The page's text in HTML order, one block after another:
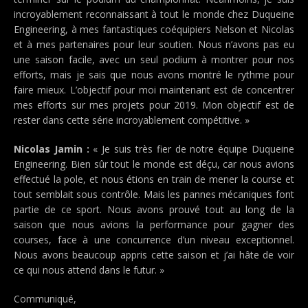
incroyablement reconnaissant à tout le monde chez Duqueine
Engineering, à mes fantastiques coéquipiers Nelson et Nicolas
et à mes partenaires pour leur soutien. Nous n’avons pas eu
une saison facile, avec un seul podium à montrer pour nos
efforts, mais je sais que nous avons montré le rythme pour
faire mieux. L’objectif pour moi maintenant est de concentrer
mes efforts sur mes projets pour 2019. Mon objectif est de
rester dans cette série incroyablement compétitive. »
Nicolas Jamin : « Je suis très fier de notre équipe Duqueine
Engineering. Bien sûr tout le monde est déçu, car nous avions
effectué la pole, et nous étions en train de mener la course et
tout semblait sous contrôle. Mais les pannes mécaniques font
partie de ce sport. Nous avons prouvé tout au long de la
saison que nous avions la performance pour gagner des
courses, face à une concurrence d’un niveau exceptionnel.
Nous avons beaucoup appris cette saison et j’ai hâte de voir
ce qui nous attend dans le futur. »
Communiqué,